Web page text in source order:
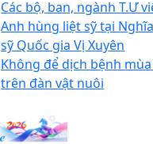
Các bộ, ban, ngành T.Ư
Anh hùng liệt sỹ tại
sỹ Quốc gia Vị Xuyên
Không để dịch bệnh
trên đàn vật nuôi